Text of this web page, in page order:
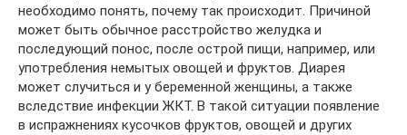
необходимо понять, почему так происходит. Причиной
может быть обычное расстройство желудка и
последующий понос, после острой пищи, например, или
употребления немытых овощей и фруктов. Диарея
может случиться и у беременной женщины, а также
вследствие инфекции ЖКТ. В такой ситуации появление
в испражнениях кусочков фруктов, овощей и других